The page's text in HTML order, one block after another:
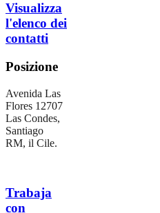
Visualizza
l'elenco dei
contatti
Posizione
Avenida Las
Flores 12707
Las Condes,
Santiago
RM, il Cile.
Trabaja
con